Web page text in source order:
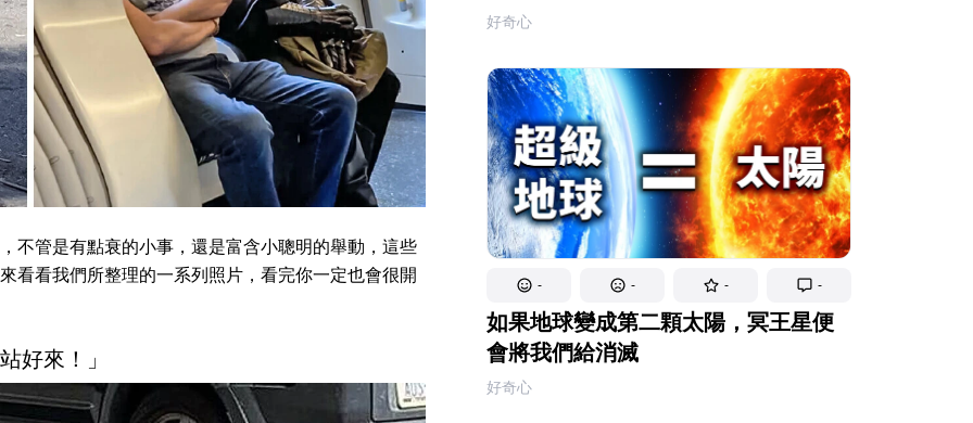
好奇心
- - - -
如果地球變成第二顆太陽，冥王星便
會將我們給消滅
好奇心
不管是有點衰的小事，還是富含小聰明的舉動，這些
看看我們所整理的一系列照片，看完你一定也會很開
好來！」